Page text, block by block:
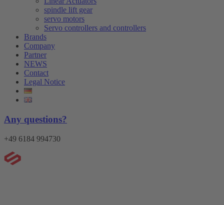
spindle lift gear
servo motors
Servo controllers and controllers
Brands
Company
Partner
NEWS
Contact
Legal Notice
Any questions?
+49 6184 994730